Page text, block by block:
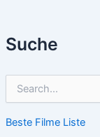
Suche
h
Beste Filme Liste